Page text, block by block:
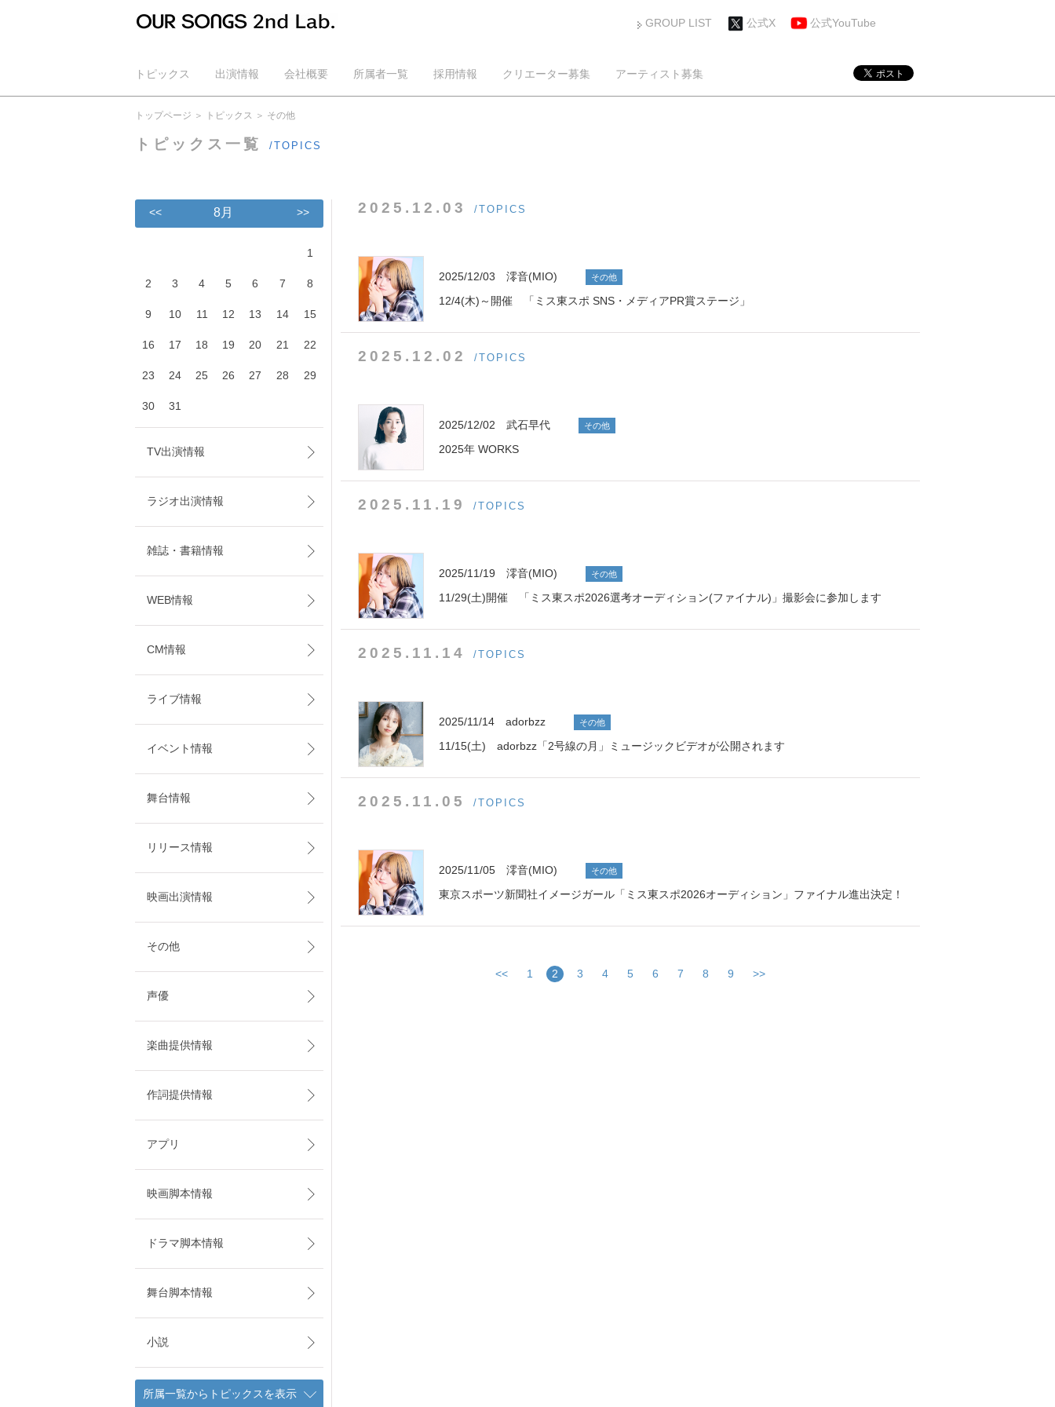
GROUP LIST 公式X 公式YouTube
トピックス 出演情報 会社概要 所属者一覧 採用情報 クリエーター募集
アーティスト募集
公式YouTube
トップページ トピックス その他
トピックス一覧 /TOPICS
2025.12.03 /TOPICS
2025/12/03 澪音(MIO) その他
12/4(木)～開催 「ミス東スポ SNS・メディアPR賞ステージ」
2025.12.02 /TOPICS
2025/12/02 武石早代 その他
2025年 WORKS
2025.11.19 /TOPICS
2025/11/19 澪音(MIO) その他
11/29(土)開催 「ミス東スポ2026選考オーディション(ファイナル)」撮影会に参加します
2025.11.14 /TOPICS
2025/11/14 adorbzz その他
11/15(土) adorbzz「2号線の月」ミュージックビデオが公開されます
2025.11.05 /TOPICS
2025/11/05 澪音(MIO) その他
東京スポーツ新聞社イメージガール「ミス東スポ2026オーディション」ファイナル進出決定！
<< 1 2 3 4 5 6 7 8 9 >>
<< 8月 >>
1
2 3 4 5 6 7 8
9 10 11 12 13 14 15
16 17 18 19 20 21 22
23 24 25 26 27 28 29
30 31
TV出演情報
ラジオ出演情報
雑誌・書籍情報
WEB情報
CM情報
ライブ情報
イベント情報
舞台情報
リリース情報
映画出演情報
その他
声優
楽曲提供情報
作詞提供情報
アプリ
映画脚本情報
ドラマ脚本情報
舞台脚本情報
小説
所属一覧からトピックスを表示